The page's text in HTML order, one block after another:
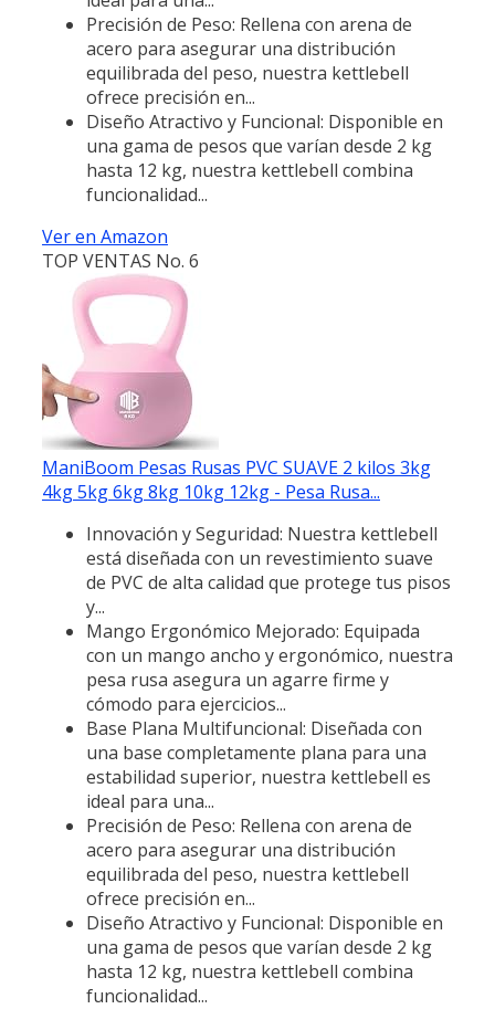
Precisión de Peso: Rellena con arena de
acero para asegurar una distribución
equilibrada del peso, nuestra kettlebell
ofrece precisión en...
Diseño Atractivo y Funcional: Disponible en
una gama de pesos que varían desde 2 kg
hasta 12 kg, nuestra kettlebell combina
funcionalidad...
Ver en Amazon
TOP VENTAS No. 6
ManiBoom Pesas Rusas PVC SUAVE 2 kilos 3kg
4kg 5kg 6kg 8kg 10kg 12kg - Pesa Rusa...
Innovación y Seguridad: Nuestra kettlebell
está diseñada con un revestimiento suave
de PVC de alta calidad que protege tus pisos
y...
Mango Ergonómico Mejorado: Equipada
con un mango ancho y ergonómico, nuestra
pesa rusa asegura un agarre firme y
cómodo para ejercicios...
Base Plana Multifuncional: Diseñada con
una base completamente plana para una
estabilidad superior, nuestra kettlebell es
ideal para una...
Precisión de Peso: Rellena con arena de
acero para asegurar una distribución
equilibrada del peso, nuestra kettlebell
ofrece precisión en...
Diseño Atractivo y Funcional: Disponible en
una gama de pesos que varían desde 2 kg
hasta 12 kg, nuestra kettlebell combina
funcionalidad...